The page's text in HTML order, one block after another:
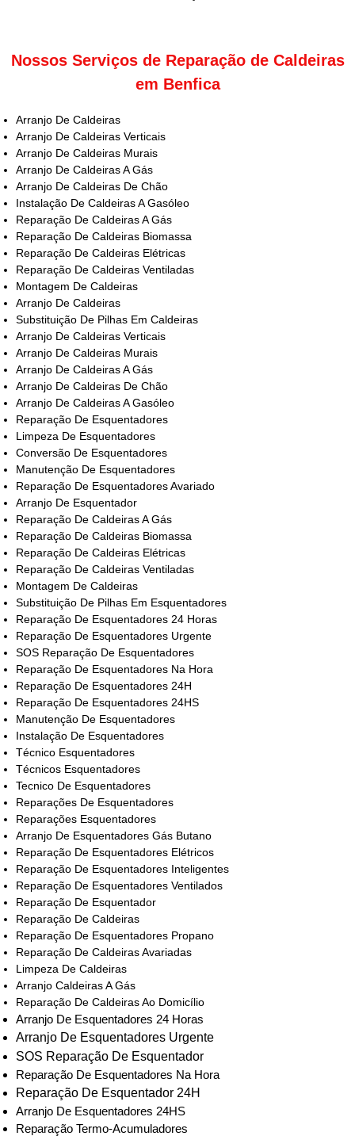
Nossos Serviços de Reparação de Caldeiras
em Benfica
Arranjo De Caldeiras
Arranjo De Caldeiras Verticais
Arranjo De Caldeiras Murais
Arranjo De Caldeiras A Gás
Arranjo De Caldeiras De Chão
Instalação De Caldeiras A Gasóleo
Reparação De Caldeiras A Gás
Reparação De Caldeiras Biomassa
Reparação De Caldeiras Elétricas
Reparação De Caldeiras Ventiladas
Montagem De Caldeiras
Arranjo De Caldeiras
Substituição De Pilhas Em Caldeiras
Arranjo De Caldeiras Verticais
Arranjo De Caldeiras Murais
Arranjo De Caldeiras A Gás
Arranjo De Caldeiras De Chão
Arranjo De Caldeiras A Gasóleo
Reparação De Esquentadores
Limpeza De Esquentadores
Conversão De Esquentadores
Manutenção De Esquentadores
Reparação De Esquentadores Avariado
Arranjo De Esquentador
Reparação De Caldeiras A Gás
Reparação De Caldeiras Biomassa
Reparação De Caldeiras Elétricas
Reparação De Caldeiras Ventiladas
Montagem De Caldeiras
Substituição De Pilhas Em Esquentadores
Reparação De Esquentadores 24 Horas
Reparação De Esquentadores Urgente
SOS Reparação De Esquentadores
Reparação De Esquentadores Na Hora
Reparação De Esquentadores 24H
Reparação De Esquentadores 24HS
Manutenção De Esquentadores
Instalação De Esquentadores
Técnico Esquentadores
Técnicos Esquentadores
Tecnico De Esquentadores
Reparações De Esquentadores
Reparações Esquentadores
Arranjo De Esquentadores Gás Butano
Reparação De Esquentadores Elétricos
Reparação De Esquentadores Inteligentes
Reparação De Esquentadores Ventilados
Reparação De Esquentador
Reparação De Caldeiras
Reparação De Esquentadores Propano
Reparação De Caldeiras Avariadas
Limpeza De Caldeiras
Arranjo Caldeiras A Gás
Reparação De Caldeiras Ao Domicílio
Arranjo De Esquentadores 24 Horas
Arranjo De Esquentadores Urgente
SOS Reparação De Esquentador
Reparação De Esquentadores Na Hora
Reparação De Esquentador 24H
Arranjo De Esquentadores 24HS
Reparação Termo-Acumuladores